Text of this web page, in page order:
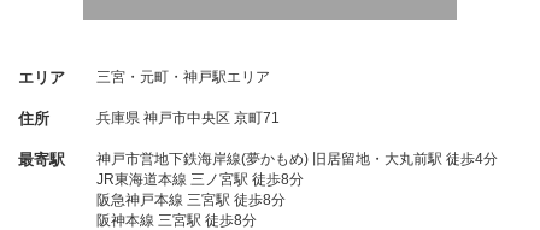
エリア 三宮・元町・神戸駅エリア
住所 兵庫県 神戸市中央区 京町71
最寄駅
神戸市営地下鉄海岸線(夢かもめ) 旧居留地・大丸前駅 徒歩4分
JR東海道本線 三ノ宮駅 徒歩8分
阪急神戸本線 三宮駅 徒歩8分
阪神本線 三宮駅 徒歩8分